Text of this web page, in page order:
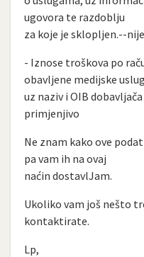
ugovora te razdoblju
za koje je sklopljen.--
- Iznose troškova po
obavljene medijske
uz naziv i OIB
primjenjivo
Ne znam kako ove
pa vam ih na ovaj
naćin dostavlJam.
Ukoliko vam još nešto
kontaktirate.
Lp,